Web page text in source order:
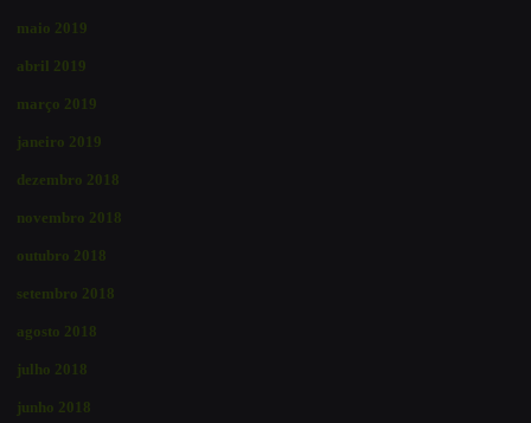
maio 2019
abril 2019
março 2019
janeiro 2019
dezembro 2018
novembro 2018
outubro 2018
setembro 2018
agosto 2018
julho 2018
junho 2018